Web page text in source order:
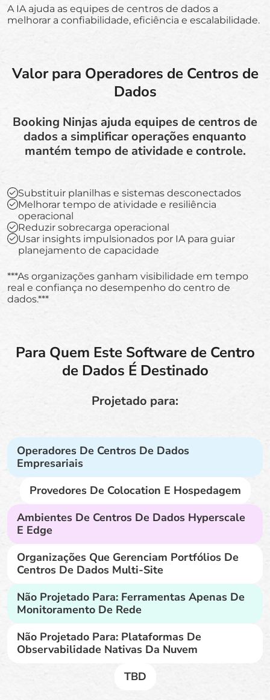
A IA ajuda as equipes de centros de dados a
melhorar a confiabilidade, eficiência e escalabilidade.
Valor para Operadores de Centros de
Dados
Booking Ninjas ajuda equipes de centros de
dados a simplificar operações enquanto
mantém tempo de atividade e controle.
Substituir planilhas e sistemas desconectados
Melhorar tempo de atividade e resiliência
operacional
Reduzir sobrecarga operacional
Usar insights impulsionados por IA para guiar
planejamento de capacidade
***As organizações ganham visibilidade em tempo
real e confiança no desempenho do centro de
dados.***
Para Quem Este Software de Centro
de Dados É Destinado
Projetado para:
Operadores De Centros De Dados
Empresariais
Provedores De Colocation E Hospedagem
Ambientes De Centros De Dados Hyperscale
E Edge
Organizações Que Gerenciam Portfólios De
Centros De Dados Multi-Site
Não Projetado Para: Ferramentas Apenas De
Monitoramento De Rede
Não Projetado Para: Plataformas De
Observabilidade Nativas Da Nuvem
TBD